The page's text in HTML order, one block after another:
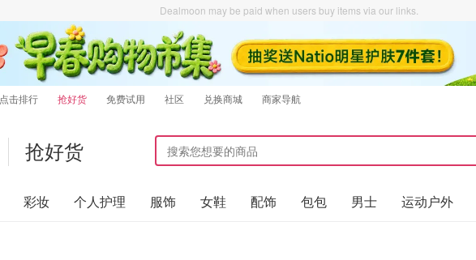
Dealmoon may be paid when users buy items via our links.
点击排行 抢好货 免费试用 社区 兑换商城 商家导航
抢好货
彩妆 个人护理 服饰 女鞋 配饰 包包 男士 运动户外